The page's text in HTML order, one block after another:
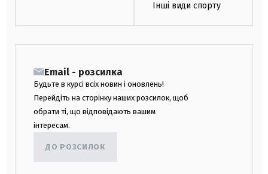
Інші види спорту
Email - розсилка
Будьте в курсі всіх новин і оновлень!
Перейдіть на сторінку наших розсилок, щоб
обрати ті, що відповідають вашим
інтересам.
ДО РОЗСИЛОК